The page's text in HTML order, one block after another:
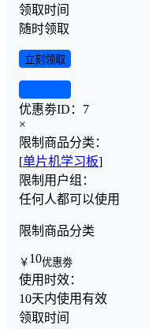
领取时间
随时领取
立刻领取
优惠劵ID： 7
×
限制商品分类：
[单片机学习板]
限制用户组：
任何人都可以使用
限制商品分类
￥ 10优惠劵
使用时效：
10天内使用有效
领取时间